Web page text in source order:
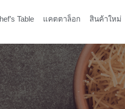
Table แคตตาล็อก สินค้าใหม่